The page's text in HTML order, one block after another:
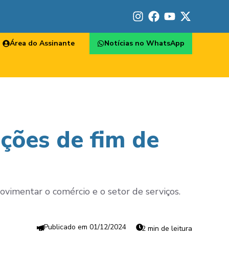
Área do Assinante Notícias no WhatsApp
de fim de
o comércio e o setor de serviços.
01/12/2024 2 min de leitura